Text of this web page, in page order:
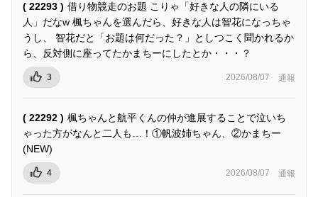
( 22293 ) 借り物競走のお題 こりゃ「好きな人の隣にいる
人」だなw 楓ちゃんを選んだら、好きな人は智花になっちゃ
うし、 智花だと「お題は何だった？」としつこく聞かれるか
ら、反対側に座ってたかまちーにしたとか・・・？
3 2026/08/07 通報
( 22292 ) 楓ちゃんと航平くんの仲が進展することで泣いち
ゃった方がなんと二人も…！①帆波姉ちゃん、②かまちー
(NEW)
4 2026/08/07 通報